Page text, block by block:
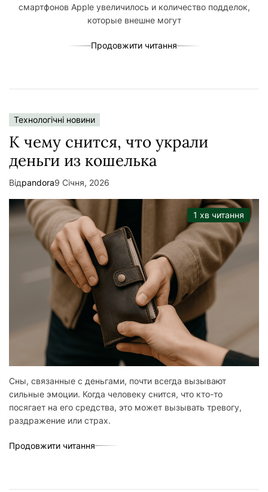
смартфонов Apple увеличилось и количество подделок,
которые внешне могут
Продовжити читання
Технологічні новини
К чему снится, что украли
деньги из кошелька
Відpandora9 Січня, 2026
1 хв читання
Сны, связанные с деньгами, почти всегда вызывают
сильные эмоции. Когда человеку снится, что кто-то
посягает на его средства, это может вызывать тревогу,
раздражение или страх.
Продовжити читання